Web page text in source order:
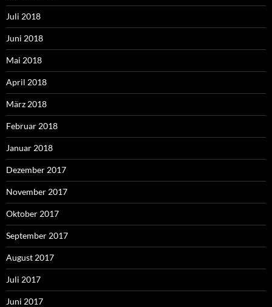
Juli 2018
Juni 2018
Mai 2018
April 2018
März 2018
Februar 2018
Januar 2018
Dezember 2017
November 2017
Oktober 2017
September 2017
August 2017
Juli 2017
Juni 2017